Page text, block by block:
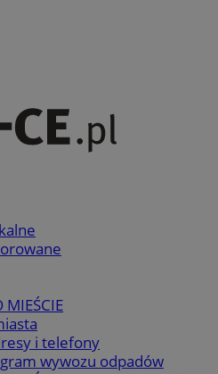
MIEŚCIE
i telefony
wywozu odpadów